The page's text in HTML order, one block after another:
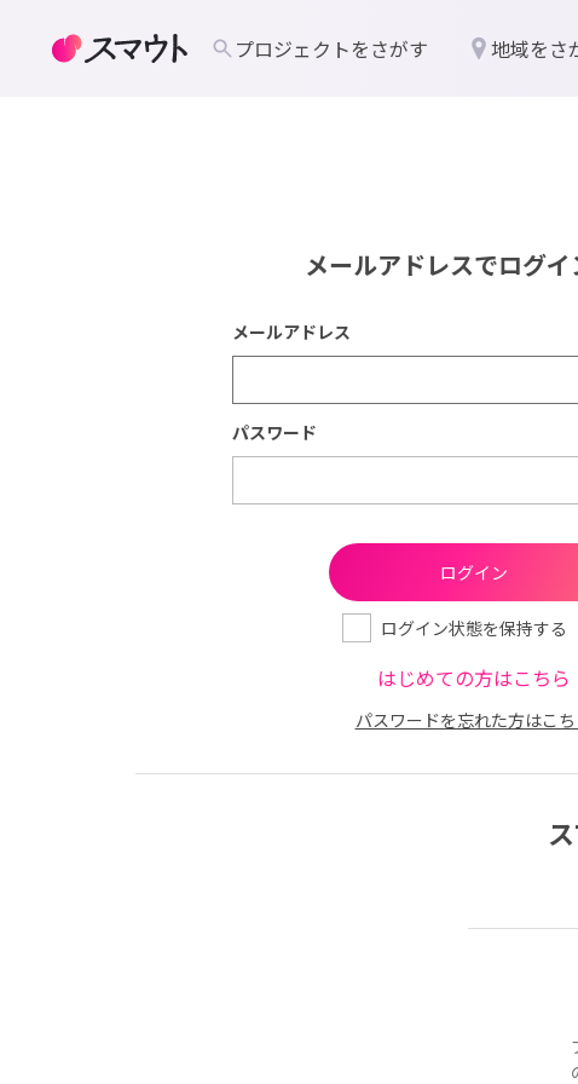
メールアドレスでログイ
メールアドレス
パスワード
ログイン状態を保持する
はじめての方はこちら
パスワードを忘れた方はこち
プロジェクトをさがす 地域をさ